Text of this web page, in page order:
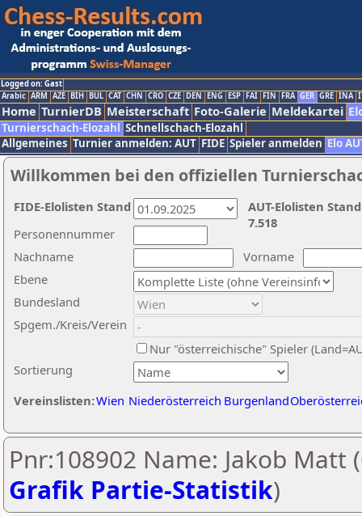
Logged on: Gast
Arabic ARM AZE BIH BUL CAT CHN CRO CZE DEN ENG ESP FAI FIN FRA GER GRE INA
Home TurnierDB Meisterschaft Foto-Galerie Meldekartei
Turnierschach-Elozahl Schnellschach-Elozahl
Allgemeines Turnier anmelden: AUT FIDE Spieler anmelden Elo
Willkommen bei den offiziellen
Nachname
Vorname
Ebene
Sortierung
Personennummer
Bundesland
Spgem./Kreis/Verein
Nur "österreichische" Spieler
Vereinslisten:Wien Niederösterreich Burgenland
AUT-Elolisten
7.518
FIDE-Elolisten Stand
Pnr:108902 Name: Jakob Matt (
Grafik Partie-Statistik)